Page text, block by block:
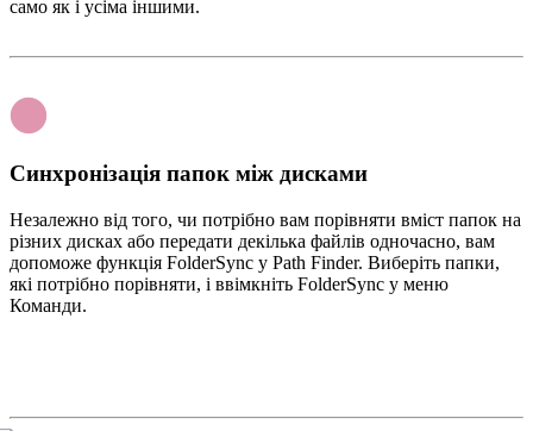
само як і усіма іншими.
Синхронізація папок між дисками
Незалежно від того, чи потрібно вам порівняти вміст папок на
різних дисках або передати декілька файлів одночасно, вам
допоможе функція FolderSync у Path Finder. Виберіть папки,
які потрібно порівняти, і ввімкніть FolderSync у меню
Команди.